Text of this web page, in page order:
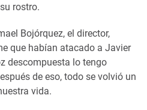
rostro.
Bojórquez, el director,
que habían atacado a Javier
descompuesta lo tengo
de eso, todo se volvió un
vida.